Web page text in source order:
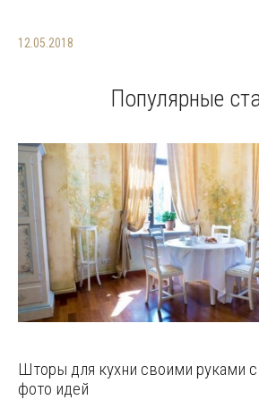
12.05.2018
Популярные
Шторы для кухни своими руками
фото идей